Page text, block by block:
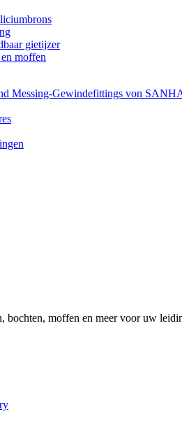
gietijzer
moffen
bochten, moffen en meer voor uw